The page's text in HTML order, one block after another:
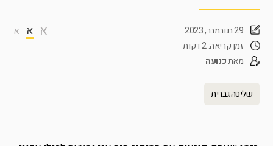
א א א
29 בנובמבר, 2023
זמן קריאה: 2 דקות
מאתכנועה
שליטה גברית